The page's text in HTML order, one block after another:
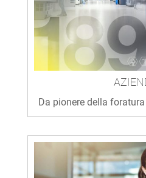
Da pionere della